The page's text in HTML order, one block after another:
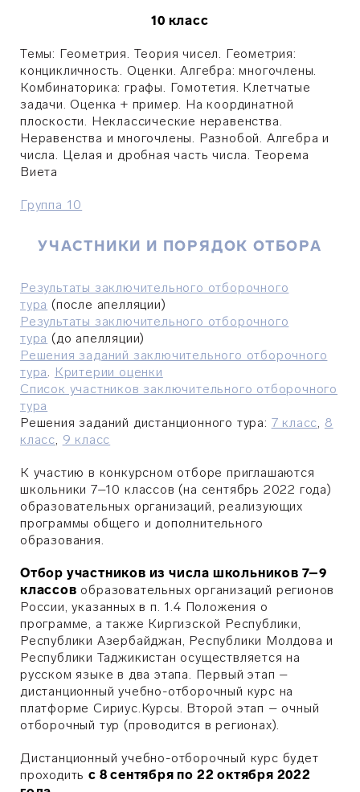
10 класс
Темы: Геометрия. Теория чисел. Геометрия:
концикличность. Оценки. Алгебра: многочлены.
Комбинаторика: графы. Гомотетия. Клетчатые
задачи. Оценка + пример. На координатной
плоскости. Неклассические неравенства.
Неравенства и многочлены. Разнобой. Алгебра и
числа. Целая и дробная часть числа. Теорема
Виета
Группа 10
УЧАСТНИКИ И ПОРЯДОК ОТБОРА
Результаты заключительного отборочного
тура (после апелляции)
Результаты заключительного отборочного
тура (до апелляции)
Решения заданий заключительного отборочного
тура. Критерии оценки
​Список участников заключительного отборочного
тура
Решения заданий дистанционного тура: 7 класс, 8
класс, 9 класс
К участию в конкурсном отборе приглашаются
школьники 7–10 классов (на сентябрь 2022 года)
образовательных организаций, реализующих
программы общего и дополнительного
образования.
Отбор участников из числа школьников 7–9
классов образовательных организаций регионов
России, указанных в п. 1.4 Положения о
программе, а также Киргизской Республики,
Республики Азербайджан, Республики Молдова и
Республики Таджикистан осуществляется на
русском языке в два этапа. Первый этап –
дистанционный учебно-отборочный курс на
платформе Сириус.Курсы. Второй этап – очный
отборочный тур (проводится в регионах).
Дистанционный учебно-отборочный курс будет
проходитьс 8 сентября по 22 октября 2022